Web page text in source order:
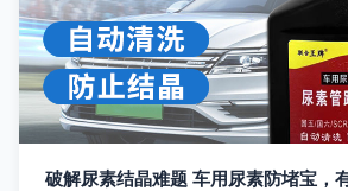
破解尿素结晶难题 车用尿素防堵宝，